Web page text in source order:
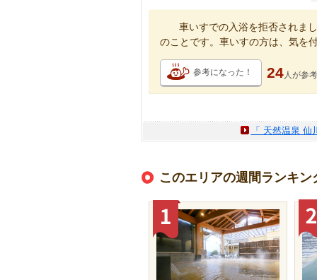
車いすでの入浴を拒否されま
のことです。車いすの方は、気を
参考になった！ 24人が参
「 天然温泉
このエリアの週間ランキン